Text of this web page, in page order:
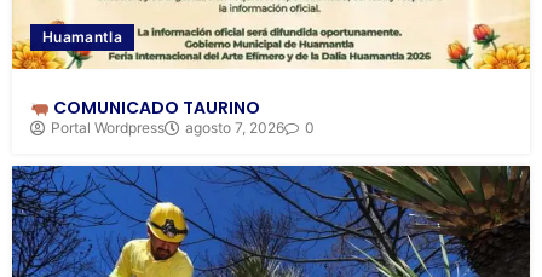
Huamantla
COMUNICADO TAURINO
Portal Wordpress agosto 7, 2026 0